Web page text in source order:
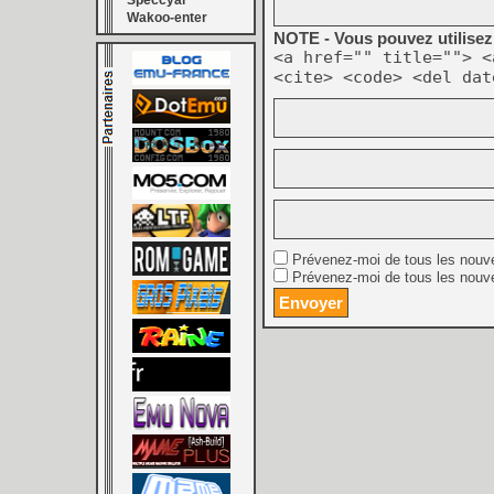
Wakoo-enter
NOTE - Vous pouvez
<a href="" title="">
<cite> <code> <del
Prévenez-moi de tous les
Prévenez-moi de tous les